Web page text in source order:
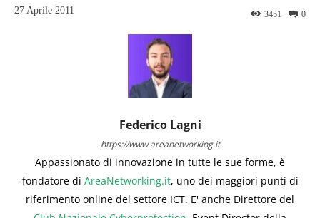
27 Aprile 2011 0
3451
Federico Lagni
https://www.areanetworking.it
Appassionato di innovazione in tutte le sue forme, è
fondatore di AreaNetworking.it, uno dei maggiori punti di
riferimento online del settore ICT. E' anche Direttore del